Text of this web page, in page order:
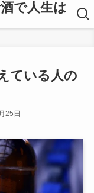
で人生は
ている人の
25日